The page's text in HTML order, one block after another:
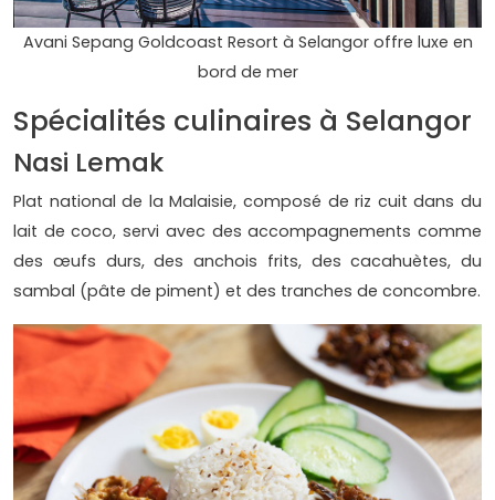
Avani Sepang Goldcoast Resort à Selangor offre luxe en
bord de mer
Spécialités culinaires à Selangor
Nasi Lemak
Plat national de la Malaisie, composé de riz cuit dans du
lait de coco, servi avec des accompagnements comme
des œufs durs, des anchois frits, des cacahuètes, du
sambal (pâte de piment) et des tranches de concombre.